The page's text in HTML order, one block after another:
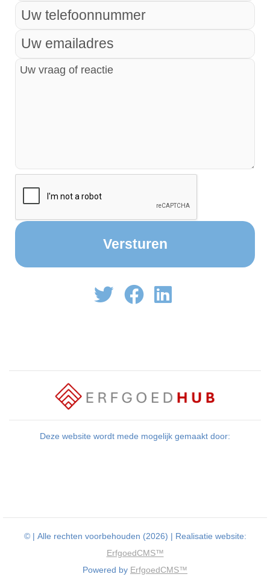
Deze website wordt mede mogelijk gemaakt door:
© | Alle rechten voorbehouden (2026) | Realisatie website:
ErfgoedCMS™
Powered by ErfgoedCMS™